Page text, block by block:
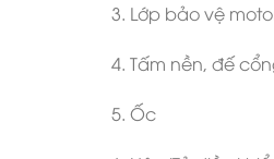
3. Lớp bảo vệ
4. Tấm nền, đế
5. Ốc